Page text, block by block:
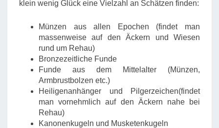
klein wenig Glück eine Vielzahl an Schätzen finden:
Münzen aus allen Epochen (findet man
massenweise auf den Äckern und Wiesen
rund um Rehau)
Bronzezeitliche Funde
Funde aus dem Mittelalter (Münzen,
Armbrustbolzen etc.)
Heiligenanhänger und Pilgerzeichen(findet
man vornehmlich auf den Äckern nahe bei
Rehau)
Kanonenkugeln und Musketenkugeln